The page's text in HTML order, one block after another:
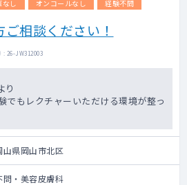
なし オンコールなし 経験不問
相談ください！
: 26-JW312003
り
でもレクチャーいただける環境が整っ
山県岡山市北区
問・美容皮膚科